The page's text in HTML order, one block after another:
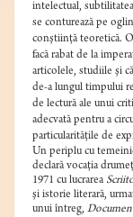
intelectual,
se conturează pe
conştiinţă teoretică.
facă rabat de la
articolele, studiile şi
de-a lungul timpului
de lectură ale unui
adecvată pentru a
particularităţile de
Un periplu cu
declară vocaţia
1971 cu lucrarea
şi istorie literară,
unui întreg,